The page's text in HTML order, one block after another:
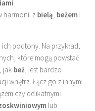
.
harmonii z bielą, beżem i
podtony. Na przykład,
które mogą powstać
jak beż, jest bardzo
wnętrz. Łącz go z innymi
czy delikatnymi
lub